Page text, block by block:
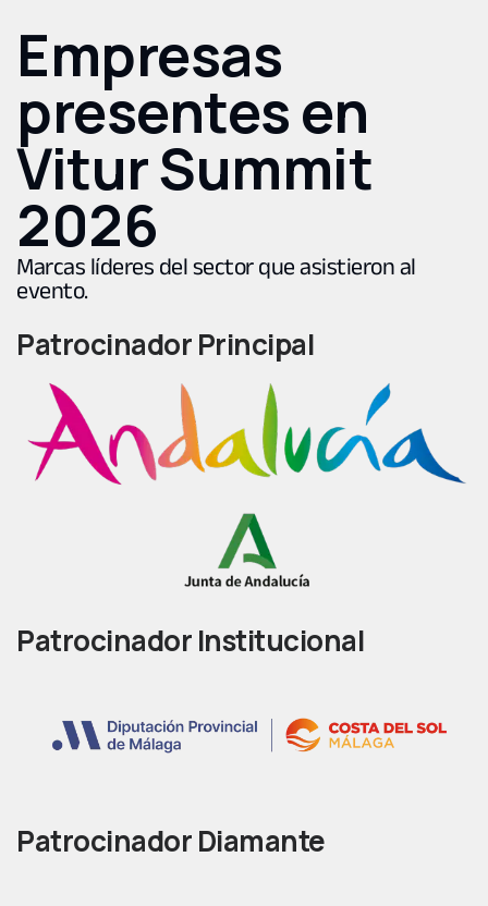
Empresas
presentes en
Vitur Summit
2026
Marcas líderes del sector que asistieron al
evento.
Patrocinador Principal
Patrocinador Institucional
Patrocinador Diamante